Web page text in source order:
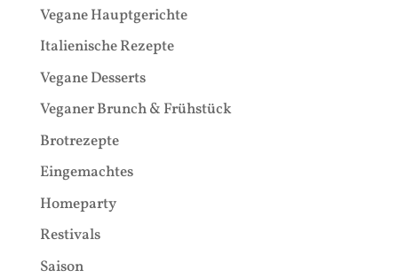
Vegane Hauptgerichte
Italienische Rezepte
Vegane Desserts
Veganer Brunch & Frühstück
Brotrezepte
Eingemachtes
Homeparty
Restivals
Saison